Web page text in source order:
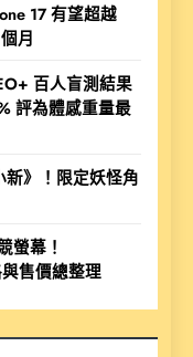
17 有望超越
月
百人盲測結果
評為體感重量最
新》！限定妖怪角
螢幕！
售價總整理